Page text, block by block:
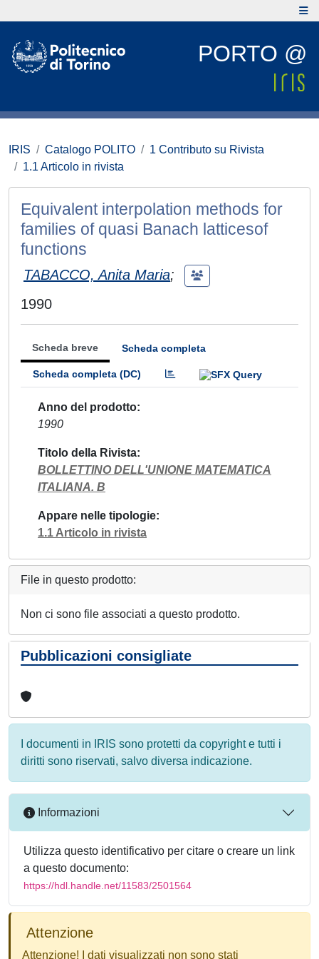
PORTO @
IRIS Catalogo POLITO
1 Contributo su Rivista
1.1 Articolo in rivista
Equivalent interpolation methods for
families of quasi Banach latticesof
functions
TABACCO, Anita Maria;
1990
Scheda breve Scheda completa
Scheda completa (DC)
Anno del prodotto
1990
Titolo della Rivista
BOLLETTINO DELL'UNIONE MATEMATICA
ITALIANA. B
Appare nelle tipologie
1.1 Articolo in rivista
File in questo prodotto:
Non ci sono file associati a questo prodotto.
Pubblicazioni consigliate
I documenti in IRIS sono protetti da copyright e tutti i
diritti sono riservati, salvo diversa indicazione.
Informazioni
Utilizza questo identificativo per citare o creare un link
a questo documento:
https://hdl.handle.net/11583/2501564
Attenzione
Attenzione! I dati visualizzati non sono stati